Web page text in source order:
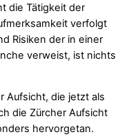
die Tätigkeit der
verfolgt
Risiken der in einer
verweist, ist nichts
Aufsicht, die jetzt als
die Zürcher Aufsicht
hervorgetan.